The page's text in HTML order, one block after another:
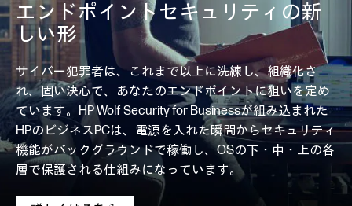
エンドポイントセキュリティの新
しい形
サイバー犯罪者は、これまで以上に洗練し、組織化さ
れ、固い決心で、あなたのエンドポイントに狙いを定め
ています。HP Wolf Security for Businessが組み込まれた
HPのビジネスPCは、電源を入れた瞬間からセキュリティ
機能がバックグラウンドで稼働し、OSの下・中・上の各
層で保護される仕組みになっています。